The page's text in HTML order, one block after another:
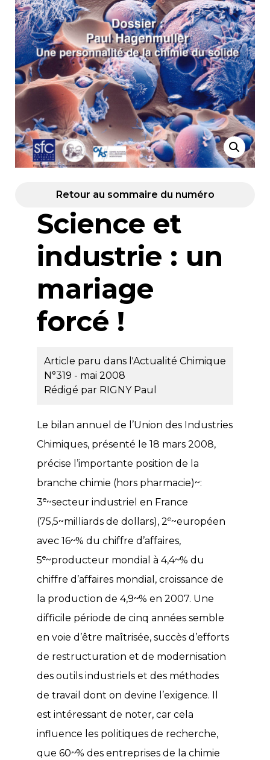
Retour au sommaire du numéro
Science et
industrie : un
mariage
forcé !
Article paru dans l'Actualité Chimique
N°319 - mai 2008
Rédigé par RIGNY Paul
Le bilan annuel de l’Union des Industries
Chimiques, présenté le 18 mars 2008,
précise l’importante position de la
branche chimie (hors pharmacie)~:
3e~secteur industriel en France
(75,5~milliards de dollars), 2e~européen
avec 16~% du chiffre d’affaires,
5e~producteur mondial à 4,4~% du
chiffre d’affaires mondial, croissance de
la production de 4,9~% en 2007. Une
difficile période de cinq années semble
en voie d’être maîtrisée, succès d’efforts
de restructuration et de modernisation
des outils industriels et des méthodes
de travail dont on devine l’exigence. Il
est intéressant de noter, car cela
influence les politiques de recherche,
que 60~% des entreprises de la chimie